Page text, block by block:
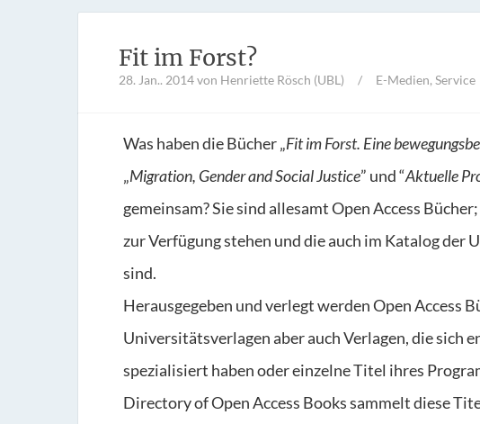
Fit im Forst?
28. Jan.. 2014von Henriette Rösch (UBL) / E-Medien, Service
Was haben die Bücher „Fit im Forst. Eine
„Migration, Gender and Social Justice” und “Aktuelle
gemeinsam? Sie sind allesamt Open Access
zur Verfügung stehen und die auch im Katalog
sind.
Herausgegeben und verlegt werden Open Access
Universitätsverlagen aber auch Verlagen, die sich
spezialisiert haben oder einzelne Titel ihres
Directory of Open Access Books sammelt diese